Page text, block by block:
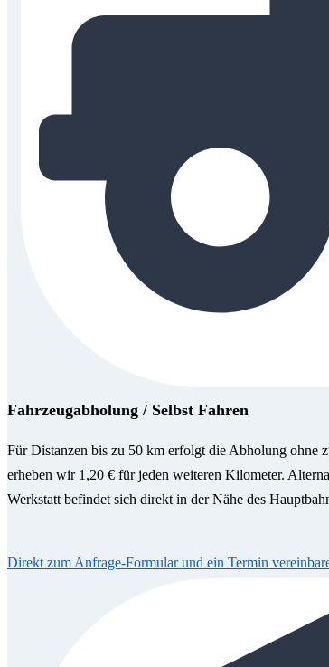
Fahrzeugabholung / Selbst Fahren
Für Distanzen bis zu 50 km erfolgt die Abholung ohne
erheben wir 1,20 € für jeden weiteren Kilometer.
Werkstatt befindet sich direkt in der Nähe des
Direkt zum Anfrage-Formular und ein Termin